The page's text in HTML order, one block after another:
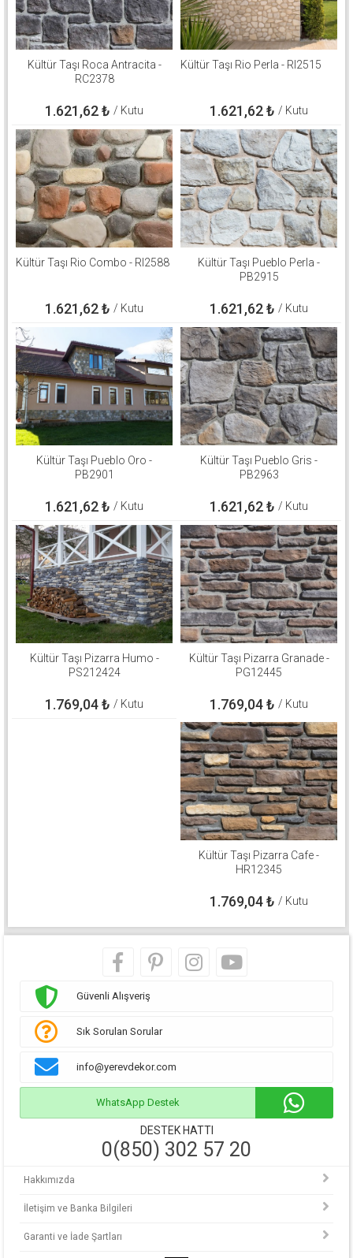
Kültür Taşı Roca Antracita -
RC2378
1.621,62₺ / Kutu
Kültür Taşı Rio Perla - RI2515
1.621,62₺ / Kutu
Kültür Taşı Rio Combo - RI2588
1.621,62₺ / Kutu
Kültür Taşı Pueblo Perla -
PB2915
1.621,62₺ / Kutu
Kültür Taşı Pueblo Oro -
PB2901
1.621,62₺ / Kutu
Kültür Taşı Pueblo Gris -
PB2963
1.621,62₺ / Kutu
Kültür Taşı Pizarra Humo -
PS212424
1.769,04₺ / Kutu
Kültür Taşı Pizarra Granade -
PG12445
1.769,04₺ / Kutu
Kültür Taşı Pizarra Cafe -
HR12345
1.769,04₺ / Kutu
Güvenli Alışveriş
Sık Sorulan Sorular
info@yerevdekor.com
WhatsApp Destek
DESTEK HATTI
0(850) 302 57 20
Hakkımızda
İletişim ve Banka Bilgileri
Garanti ve İade Şartları